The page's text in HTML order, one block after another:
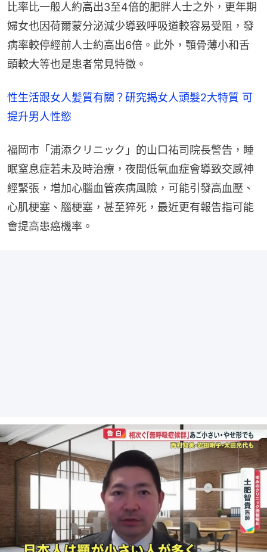
比率比一般人約高出3至4倍的肥胖人士之外，更年期
婦女也因荷爾蒙分泌減少導致呼吸道較容易受阻，發
病率較停經前人士約高出6倍。此外，顎骨薄小和舌
頭較大等也是患者常見特徵。
性生活跟女人髪質有關？研究揭女人頭髮2大特質 可
提升男人性慾
福岡市「浦添クリニック」的山口祐司院長警告，睡
眠窒息症若未及時治療，夜間低氧血症會導致交感神
經緊張，增加心腦血管疾病風險，可能引發高血壓、
心肌梗塞、腦梗塞，甚至猝死，最近更有報告指可能
會提高患癌機率。